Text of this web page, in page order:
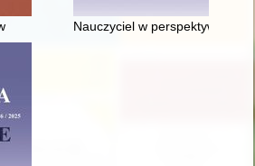
Nauczyciel w perspektywie